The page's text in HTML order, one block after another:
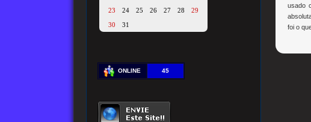
23
24 25 26 27 28
29
30
31
ONLINE 45
usado
foi o